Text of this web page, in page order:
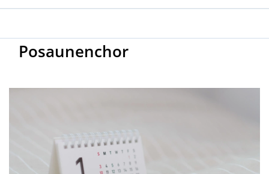
Posaunenchor